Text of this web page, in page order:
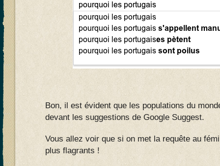
Bon, il est évident que les populations du
devant les suggestions de Google Suggest.
Vous allez voir que si on met la requête au
plus flagrants !